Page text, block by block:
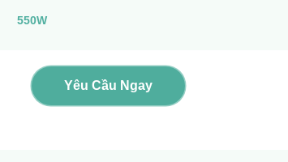
550W
Yêu Cầu Ngay